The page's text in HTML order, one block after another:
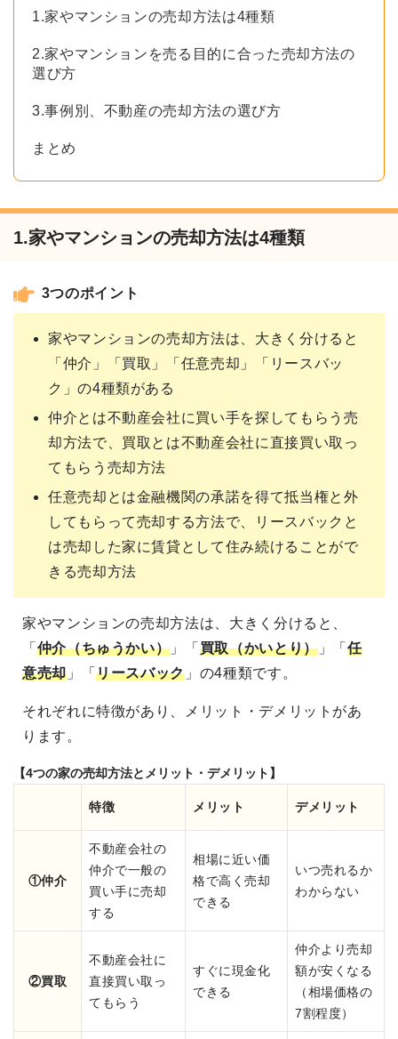
1.家やマンションの売却方法は4種類
2.家やマンションを売る目的に合った売却方法の
選び方
3.事例別、不動産の売却方法の選び方
まとめ
1.家やマンションの売却方法は4種類
3つのポイント
家やマンションの売却方法は、大きく分けると
「仲介」「買取」「任意売却」「リースバッ
ク」の4種類がある
仲介とは不動産会社に買い手を探してもらう売
却方法で、買取とは不動産会社に直接買い取っ
てもらう売却方法
任意売却とは金融機関の承諾を得て抵当権と外
してもらって売却する方法で、リースバックと
は売却した家に賃貸として住み続けることがで
きる売却方法
家やマンションの売却方法は、大きく分けると、
「 仲介（ちゅうかい） 」「 買取（かいとり）」「任
意売却」「リースバック 」の4種類です。
それぞれに特徴があり、メリット・デメリットがあ
ります。
【4つの家の売却方法とメリット・デメリット】
特徴 メリット デメリット
①仲介
不動産会社の
仲介で一般の
買い手に売却
する
相場に近い価
格で高く売却
できる
いつ売れるか
わからない
②買取
不動産会社に
直接買い取っ
てもらう
すぐに現金化
できる
仲介より売却
額が安くなる
（相場価格の
7割程度）